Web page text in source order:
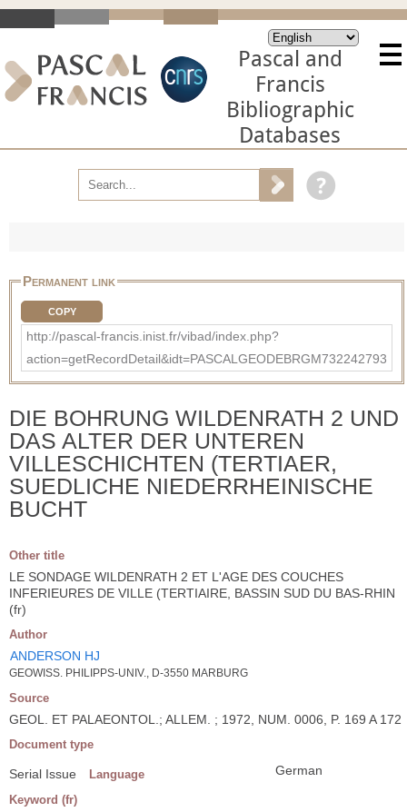
Pascal and
Francis
Bibliographic
Databases
Permanent link
COPY
http://pascal-francis.inist.fr/vibad/index.php?
action=getRecordDetail&idt=PASCALGEODEBRGM732242793
DIE BOHRUNG WILDENRATH 2 UND
DAS ALTER DER UNTEREN
VILLESCHICHTEN (TERTIAER,
SUEDLICHE NIEDERRHEINISCHE
BUCHT
Other title
LE SONDAGE WILDENRATH 2 ET L'AGE DES COUCHES
INFERIEURES DE VILLE (TERTIAIRE, BASSIN SUD DU BAS-RHIN
(fr)
Author
ANDERSON HJ
GEOWISS. PHILIPPS-UNIV., D-3550 MARBURG
Source
GEOL. ET PALAEONTOL.; ALLEM. ; 1972, NUM. 0006, P. 169 A 172
Document type
Serial Issue Language German
Keyword (fr)